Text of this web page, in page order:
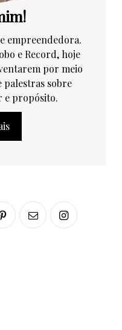
empreendedora.
e Record, hoje
por meio
palestras sobre
e propósito.